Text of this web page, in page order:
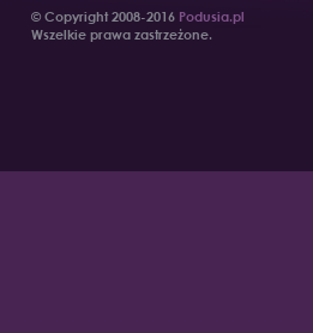
© Copyright 2008-2016 Podusia.pl
Wszelkie prawa zastrzeżone.